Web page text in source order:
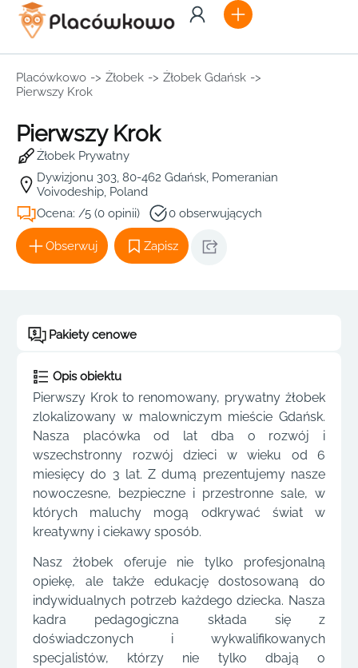
Placówkowo -> Żłobek -> Żłobek Gdańsk ->
Pierwszy Krok
Pierwszy Krok
Żłobek Prywatny
Dywizjonu 303, 80-462 Gdańsk, Pomeranian
Voivodeship, Poland
Ocena: /5 (0 opinii)
0 obserwujących
Obserwuj Zapisz
Pakiety cenowe
Opis obiektu
Pierwszy Krok to renomowany, prywatny żłobek
zlokalizowany w malowniczym mieście Gdańsk.
Nasza placówka od lat dba o rozwój i
wszechstronny rozwój dzieci w wieku od 6
miesięcy do 3 lat. Z dumą prezentujemy nasze
nowoczesne, bezpieczne i przestronne sale, w
których maluchy mogą odkrywać świat w
kreatywny i ciekawy sposób.
Nasz żłobek oferuje nie tylko profesjonalną
opiekę, ale także edukację dostosowaną do
indywidualnych potrzeb każdego dziecka. Nasza
kadra pedagogiczna składa się z
doświadczonych i wykwalifikowanych
specjalistów, którzy nie tylko dbają o